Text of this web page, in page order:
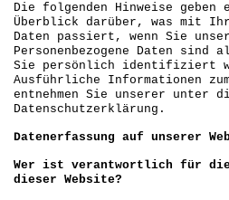
Die folgenden Hinweise geben
Überblick darüber, was mit
Daten passiert, wenn Sie
Personenbezogene Daten sind
Sie persönlich identifiziert
Ausführliche Informationen zum
entnehmen Sie unserer unter
Datenschutzerklärung.
Datenerfassung auf unserer
Wer ist verantwortlich für die
dieser Website?